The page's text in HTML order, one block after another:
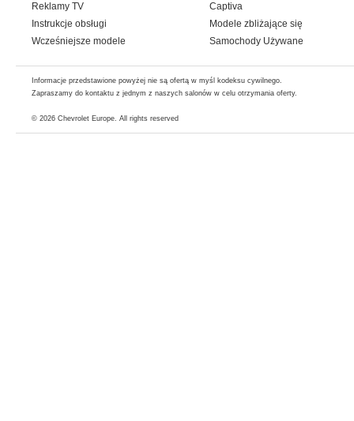
Reklamy TV
Instrukcje obsługi
Wcześniejsze modele
Captiva
Modele zbliżające się
Samochody Używane
Informacje przedstawione powyżej nie są ofertą w myśl kodeksu cywilnego.
Zapraszamy do kontaktu z jednym z naszych salonów w celu otrzymania oferty.
© 2026 Chevrolet Europe. All rights reserved